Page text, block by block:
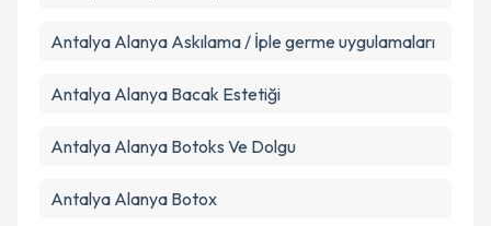
Antalya Alanya Askılama / İple germe uygulamaları
Antalya Alanya Bacak Estetiği
Antalya Alanya Botoks Ve Dolgu
Antalya Alanya Botox